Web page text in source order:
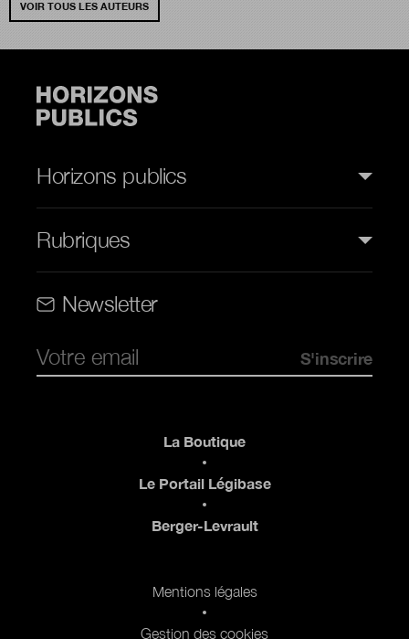
VOIR TOUS LES AUTEURS
Horizons publics
Rubriques
Newsletter
La Boutique
Le Portail Légibase
Berger-Levrault
Mentions légales
Gestion des cookies